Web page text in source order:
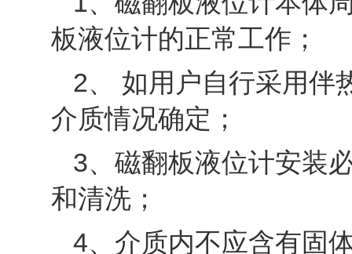
板液位计的正常工作；
2、 如用户自行采用伴
介质情况确定；
3、磁翻板液位计安装
和清洗；
4、介质内不应含有固